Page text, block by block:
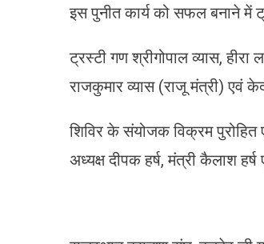
इस पुनीत कार्य को सफल बनाने में
ट्रस्टी गण श्रीगोपाल व्यास,
राजकुमार व्यास (राजू मंत्री) एवं
शिविर के संयोजक विक्रम पुरोहित
अध्यक्ष दीपक हर्ष, मंत्री कैलाश